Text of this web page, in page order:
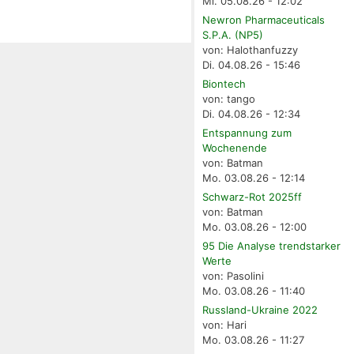
Newron Pharmaceuticals
S.P.A. (NP5)
von: Halothanfuzzy
Di. 04.08.26 - 15:46
Biontech
von: tango
Di. 04.08.26 - 12:34
Entspannung zum
Wochenende
von: Batman
Mo. 03.08.26 - 12:14
Schwarz-Rot 2025ff
von: Batman
Mo. 03.08.26 - 12:00
95 Die Analyse trendstarker
Werte
von: Pasolini
Mo. 03.08.26 - 11:40
Russland-Ukraine 2022
von: Hari
Mo. 03.08.26 - 11:27